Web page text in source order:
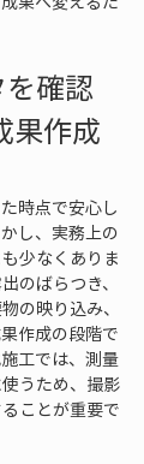
確認
果作成
時点で安心し
し、実務上の
少なくありま
のばらつき、
の映り込み、
作成の段階で
工では、測量
うため、撮影
ことが重要で